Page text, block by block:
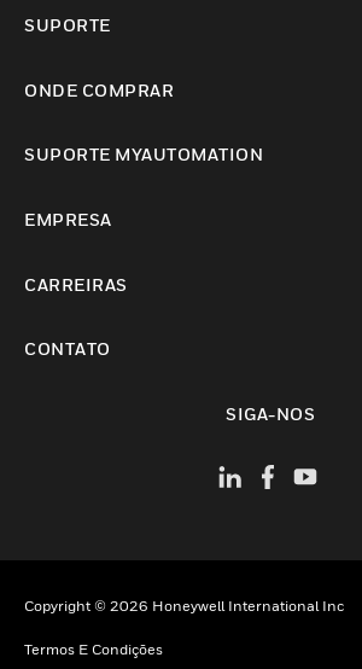
SUPORTE
ONDE COMPRAR
SUPORTE MYAUTOMATION
EMPRESA
CARREIRAS
CONTATO
SIGA-NOS
Copyright © 2026 Honeywell International Inc
Termos E Condições